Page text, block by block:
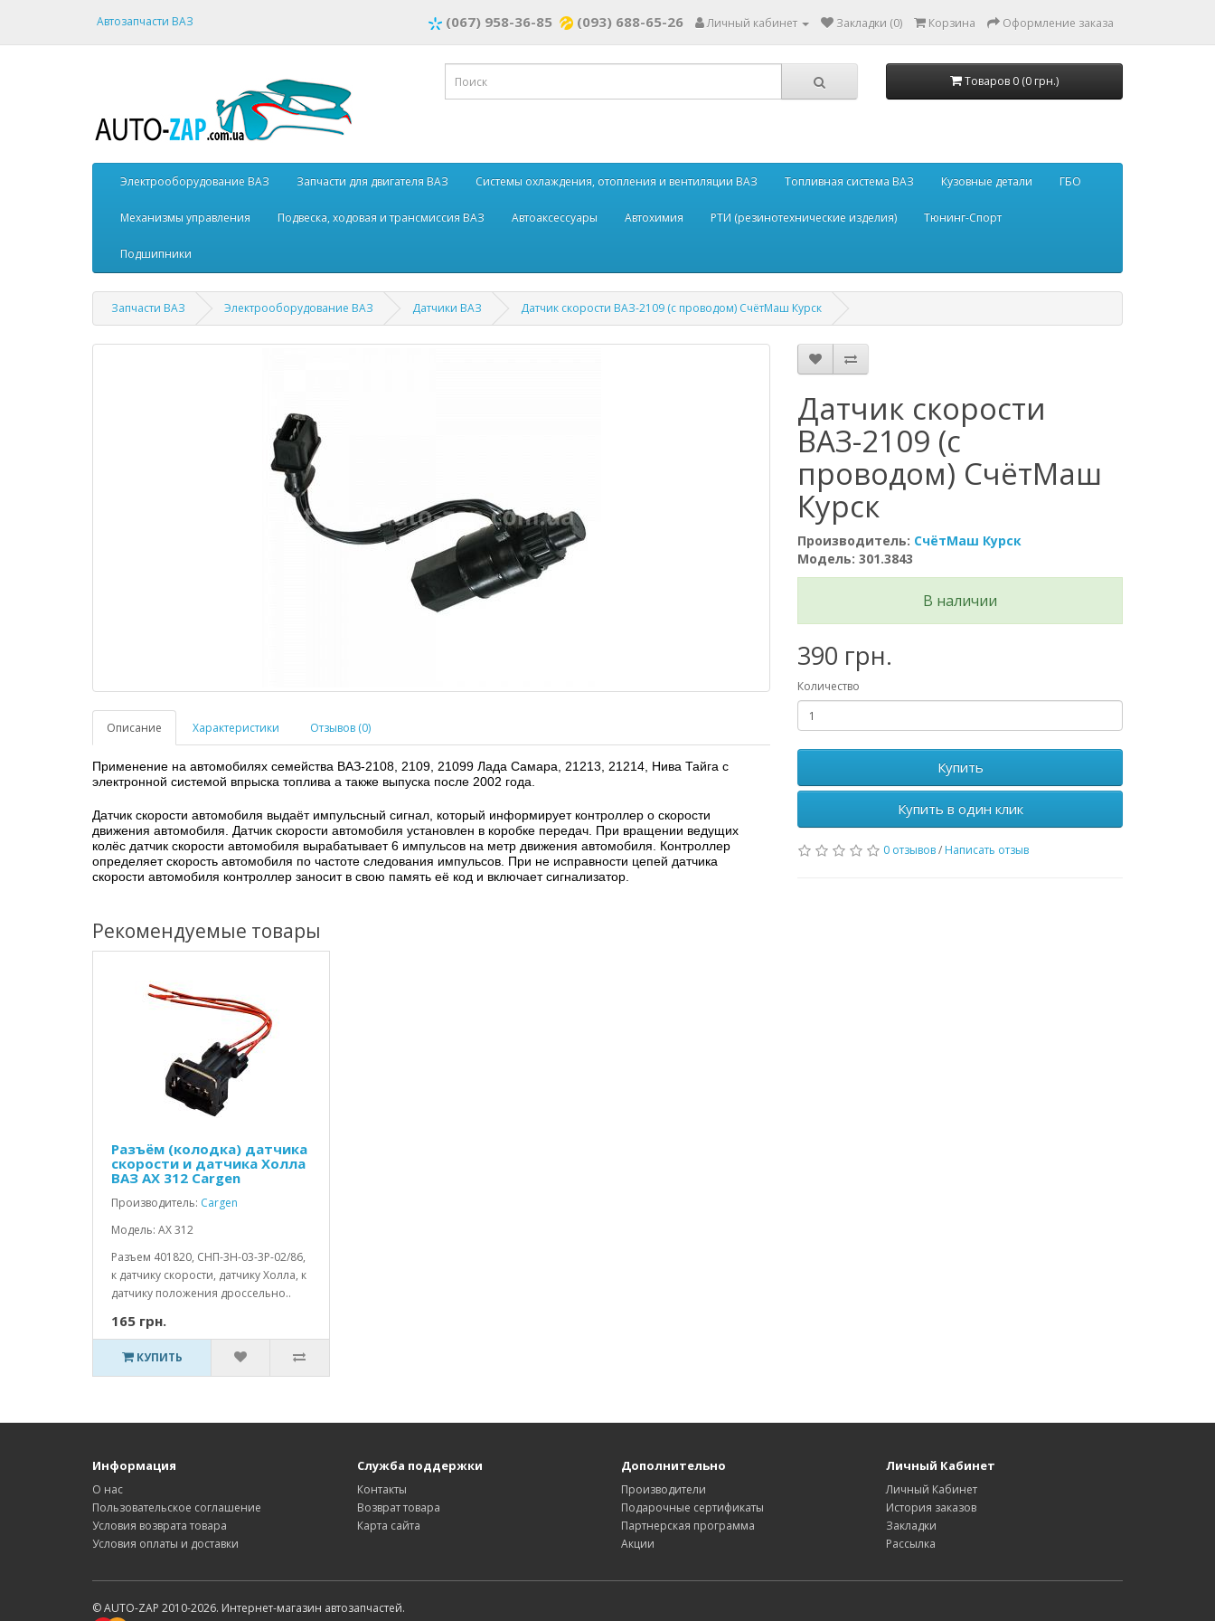
Автозапчасти ВАЗ (067) 958-36-85 (093) 688-65-26 Личный кабинет Закладки (0) Корзина Оформление заказа
Товаров 0 (0 грн.)
Электрооборудование ВАЗ Запчасти для двигателя ВАЗ Системы охлаждения, отопления и вентиляции ВАЗ Топливная система ВАЗ Кузовные детали ГБО
Механизмы управления Подвеска, ходовая и трансмиссия ВАЗ Автоаксессуары Автохимия РТИ (резинотехнические изделия) Тюнинг-Спорт
Подшипники
Запчасти ВАЗ Электрооборудование ВАЗ Датчики ВАЗ Датчик скорости ВАЗ-2109 (с проводом) СчётМаш Курск
Описание Характеристики Отзывов (0)
Применение на автомобилях семейства ВАЗ-2108, 2109, 21099 Лада Самара, 21213, 21214, Нива Тайга с
электронной системой впрыска топлива а также выпуска после 2002 года.
Датчик скорости автомобиля выдаёт импульсный сигнал, который информирует контроллер о скорости
движения автомобиля. Датчик скорости автомобиля установлен в коробке передач. При вращении ведущих
колёс датчик скорости автомобиля вырабатывает 6 импульсов на метр движения автомобиля. Контроллер
определяет скорость автомобиля по частоте следования импульсов. При не исправности цепей датчика
скорости автомобиля контроллер заносит в свою память её код и включает сигнализатор.
Датчик скорости
ВАЗ-2109 (с
проводом) СчётМаш
Курск
Производитель: СчётМаш Курск
Модель: 301.3843
В наличии
390 грн.
Количество
Купить
Купить в один клик
0 отзывов/ Написать отзыв
Рекомендуемые товары
Разъём (колодка) датчика
скорости и датчика Холла
ВАЗ AX 312 Cargen
Производитель: Cargen
Модель: AX 312
Разъем 401820, СНП-3Н-03-3Р-02/86,
к датчику скорости, датчику Холла, к
датчику положения дроссельно..
165 грн.
КУПИТЬ
Информация
О нас
Пользовательское соглашение
Условия возврата товара
Условия оплаты и доставки
Служба поддержки
Контакты
Возврат товара
Карта сайта
Дополнительно
Производители
Подарочные сертификаты
Партнерская программа
Акции
Личный Кабинет
Личный Кабинет
История заказов
Закладки
Рассылка
© AUTO-ZAP 2010-2026. Интернет-магазин автозапчастей.